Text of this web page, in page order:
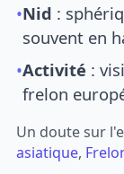
•Nid :
souvent en
•Activité :
frelon
Un doute sur
asiatique,